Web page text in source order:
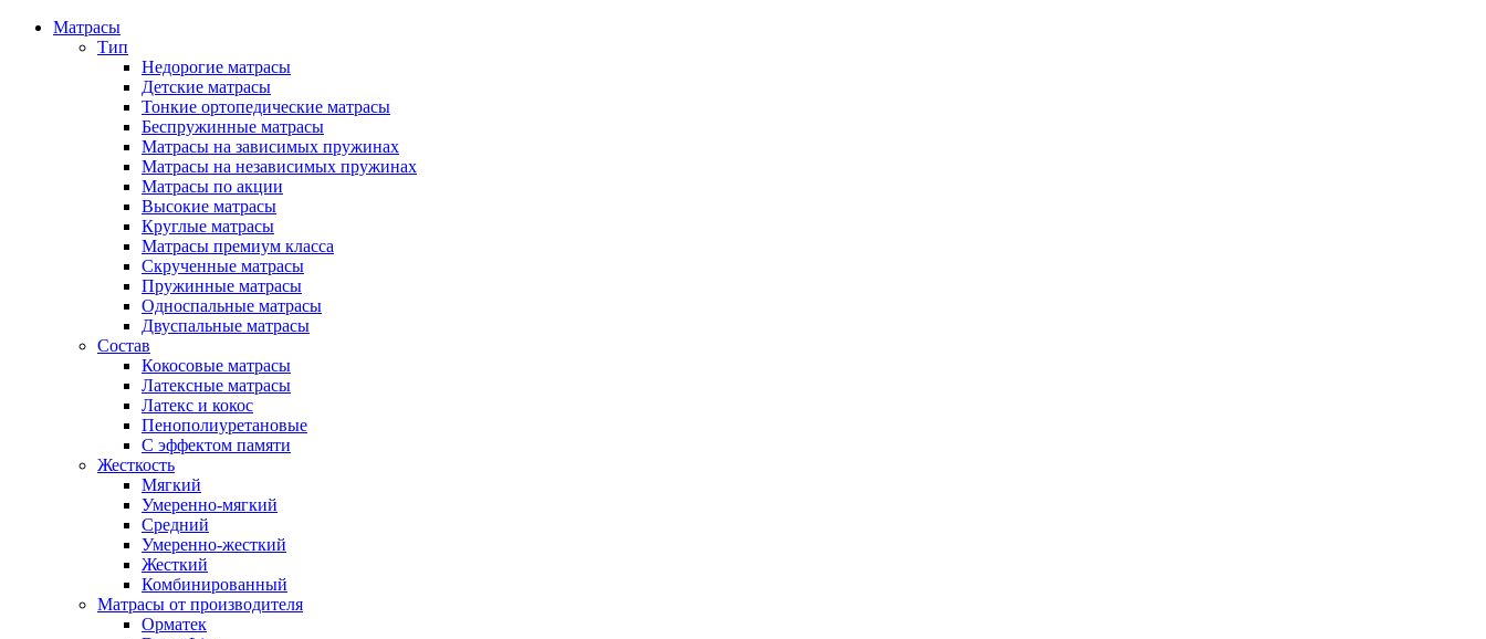
Матрасы
Тип
Недорогие матрасы
Детские матрасы
Тонкие ортопедические матрасы
Беспружинные матрасы
Матрасы на зависимых пружинах
Матрасы на независимых пружинах
Матрасы по акции
Высокие матрасы
Круглые матрасы
Матрасы премиум класса
Скрученные матрасы
Пружинные матрасы
Односпальные матрасы
Двуспальные матрасы
Состав
Кокосовые матрасы
Латексные матрасы
Латекс и кокос
Пенополиуретановые
С эффектом памяти
Жесткость
Мягкий
Умеренно-мягкий
Средний
Умеренно-жесткий
Жесткий
Комбинированный
Матрасы от производителя
Орматек